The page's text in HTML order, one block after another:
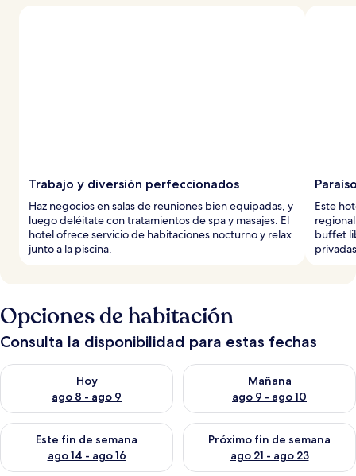
Trabajo y diversión perfeccionados
Haz negocios en salas de reuniones bien equipadas, y
luego deléitate con tratamientos de spa y masajes. El
hotel ofrece servicio de habitaciones nocturno y relax
junto a la piscina.
Este
buffet
Opciones de habitación
Consulta la disponibilidad para estas fechas
Hoy
ago 8 - ago 9
Consulta la disponibilidad para hoy ago 8 - ago 9
Mañana
ago 9 - ago 10
Consulta la disponibilidad
Este fin de semana
ago 14 - ago 16
Consulta la disponibilidad para este fin de semana ago 14 -
Próximo fin de semana
ago 21 - ago 23
Consulta la disponibilidad